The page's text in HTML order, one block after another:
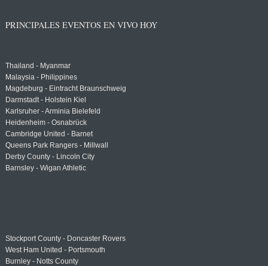
PRINCIPALES EVENTOS EN VIVO HOY
Thailand - Myanmar
Malaysia - Philippines
Magdeburg - Eintracht Braunschweig
Darmstadt - Holstein Kiel
Karlsruher - Arminia Bielefeld
Heidenheim - Osnabrück
Cambridge United - Barnet
Queens Park Rangers - Millwall
Derby County - Lincoln City
Barnsley - Wigan Athletic
Stockport County - Doncaster Rovers
West Ham United - Portsmouth
Burnley - Notts County